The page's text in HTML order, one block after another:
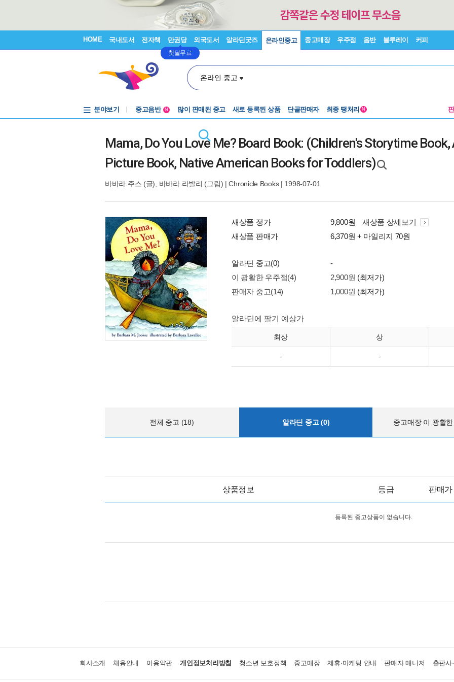
HOME 국내도서 전자책 만권당
첫달무료
외국도서 알라딘굿즈 온라인중고 중고매장 우주점 음반 블루레이 커피
온라인 중고
분야보기
중고음반
N 많이 판매된 중고 새로 등록된 상품 단골판매자 최종 땡처리 N
Mama, Do You Love Me? Board Book: (Children's Storytime
Picture Book, Native American Books for Toddlers)
바바라 주스 (글), 바바라 라발리 (그림) |Chronicle Books| 1998-07-01
새상품 정가 9,800원
새상품 상세보기
새상품 판매가
6,370원 + 마일리지 70원
알라딘 중고(0)
-
이 광활한 우주점(4)
2,900원 (최저가)
판매자 중고(14)
1,000원 (최저가)
알라딘에 팔기 예상가
최상 상
- -
전체 중고 (18) 알라딘 중고 (0) 중고매장 이 광활
상품정보 등급 판매가
등록된 중고상품이 없습니다.
회사소개 채용안내 이용약관 개인정보처리방침 청소년 보호정책 중고매장 제휴·마케팅 안내 판매자 매니저 출판사